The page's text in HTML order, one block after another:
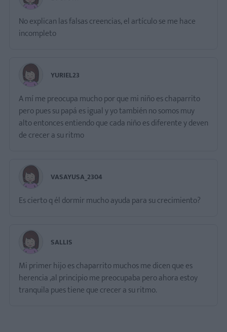
No explican las falsas creencias, el artículo se me hace
incompleto
YURIEL23
A mí me preocupa mucho por que mi niño es chaparrito
pero pues su papá es igual y yo también no somos muy
alto entonces entiendo que cada niño es diferente y deven
de crecer a su ritmo
VASAYUSA_2304
Es cierto q él dormir mucho ayuda para su crecimiento?
SALLIS
Mi primer hijo es chaparrito muchos me dicen que es
herencia ,al principio me preocupaba pero ahora estoy
tranquila pues tiene que crecer a su ritmo.